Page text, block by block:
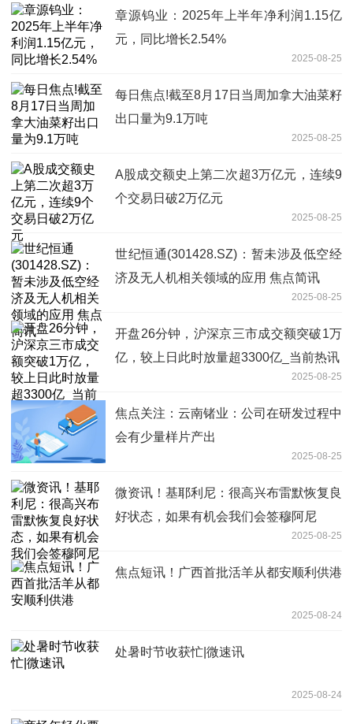
章源钨业：2025年上半年净利润1.15亿
元，同比增长2.54%
2025-08-25
每日焦点!截至8月17日当周加拿大油菜籽
出口量为9.1万吨
2025-08-25
A股成交额史上第二次超3万亿元，连续9
个交易日破2万亿元
2025-08-25
世纪恒通(301428.SZ)：暂未涉及低空经
济及无人机相关领域的应用 焦点简讯
2025-08-25
开盘26分钟，沪深京三市成交额突破1万
亿，较上日此时放量超3300亿_当前热讯
2025-08-25
焦点关注：云南锗业：公司在研发过程中
会有少量样片产出
2025-08-25
微资讯！基耶利尼：很高兴布雷默恢复良
好状态，如果有机会我们会签穆阿尼
2025-08-25
焦点短讯！广西首批活羊从都安顺利供港
2025-08-24
处暑时节收获忙|微速讯
2025-08-24